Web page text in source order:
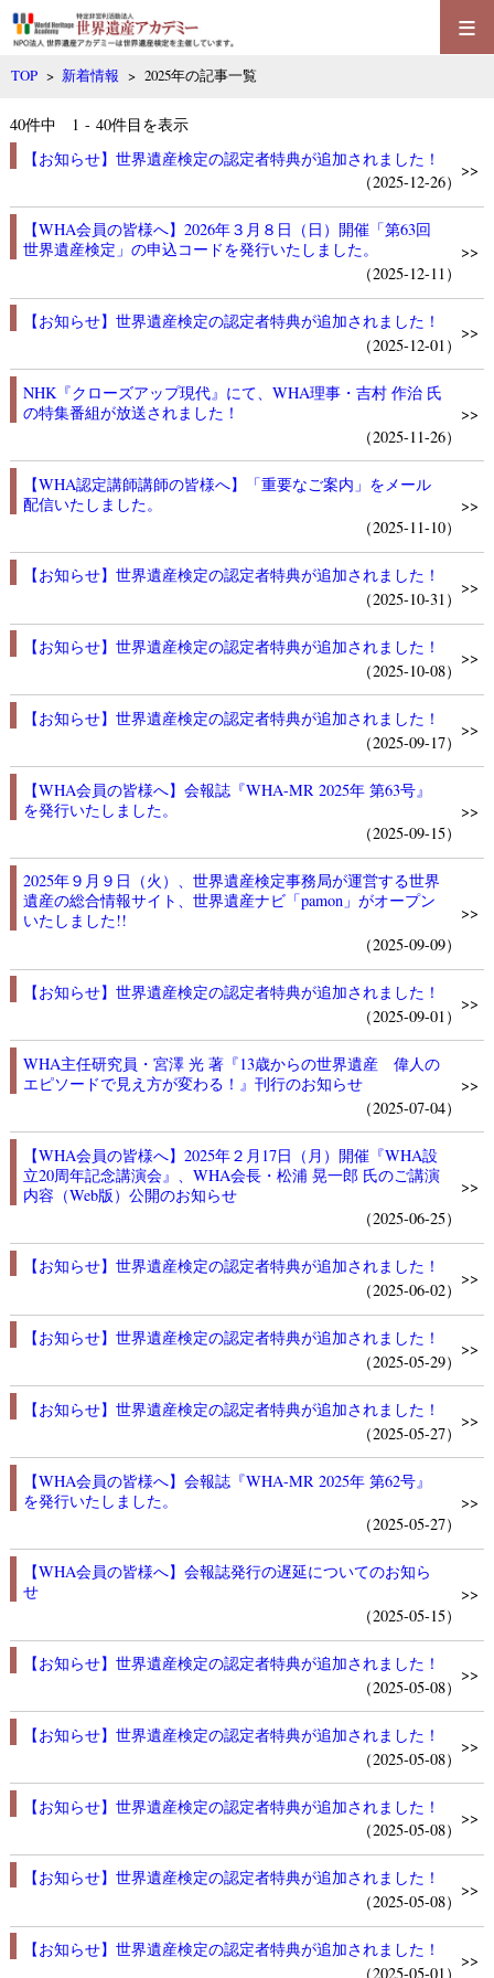
≡
TOP > 新着情報 > 2025年の記事一覧
40件中 1 - 40件目を表示
【お知らせ】世界遺産検定の認定者特典が追加されました！
（2025-12-26）
>>
【WHA会員の皆様へ】2026年３月８日（日）開催「第63回
世界遺産検定」の申込コードを発行いたしました。
（2025-12-11）
>>
【お知らせ】世界遺産検定の認定者特典が追加されました！
（2025-12-01）
>>
NHK『クローズアップ現代』にて、WHA理事・吉村 作治 氏
の特集番組が放送されました！
（2025-11-26）
>>
【WHA認定講師講師の皆様へ】「重要なご案内」をメール
配信いたしました。
（2025-11-10）
>>
【お知らせ】世界遺産検定の認定者特典が追加されました！
（2025-10-31）
>>
【お知らせ】世界遺産検定の認定者特典が追加されました！
（2025-10-08）
>>
【お知らせ】世界遺産検定の認定者特典が追加されました！
（2025-09-17）
>>
【WHA会員の皆様へ】会報誌『WHA-MR 2025年 第63号』
を発行いたしました。
（2025-09-15）
>>
2025年９月９日（火）、世界遺産検定事務局が運営する世界
遺産の総合情報サイト、世界遺産ナビ「pamon」がオープン
いたしました!!
（2025-09-09）
>>
【お知らせ】世界遺産検定の認定者特典が追加されました！
（2025-09-01）
>>
WHA主任研究員・宮澤 光 著『13歳からの世界遺産 偉人の
エピソードで見え方が変わる！』刊行のお知らせ
（2025-07-04）
>>
【WHA会員の皆様へ】2025年２月17日（月）開催『WHA設
立20周年記念講演会』、WHA会長・松浦 晃一郎 氏のご講演
内容（Web版）公開のお知らせ
（2025-06-25）
>>
【お知らせ】世界遺産検定の認定者特典が追加されました！
（2025-06-02）
>>
【お知らせ】世界遺産検定の認定者特典が追加されました！
（2025-05-29）
>>
【お知らせ】世界遺産検定の認定者特典が追加されました！
（2025-05-27）
>>
【WHA会員の皆様へ】会報誌『WHA-MR 2025年 第62号』
を発行いたしました。
（2025-05-27）
>>
【WHA会員の皆様へ】会報誌発行の遅延についてのお知ら
せ
（2025-05-15）
>>
【お知らせ】世界遺産検定の認定者特典が追加されました！
（2025-05-08）
>>
【お知らせ】世界遺産検定の認定者特典が追加されました！
（2025-05-08）
>>
【お知らせ】世界遺産検定の認定者特典が追加されました！
（2025-05-08）
>>
【お知らせ】世界遺産検定の認定者特典が追加されました！
（2025-05-08）
>>
【お知らせ】世界遺産検定の認定者特典が追加されました！
（2025-05-01）
>>